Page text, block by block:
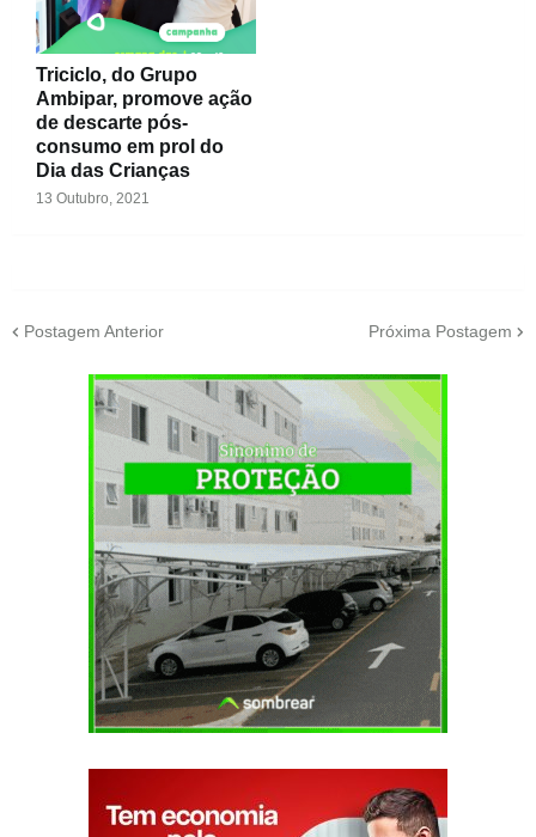
Triciclo, do Grupo
Ambipar, promove ação
de descarte pós-
consumo em prol do
Dia das Crianças
13 Outubro, 2021
Postagem Anterior Próxima Postagem